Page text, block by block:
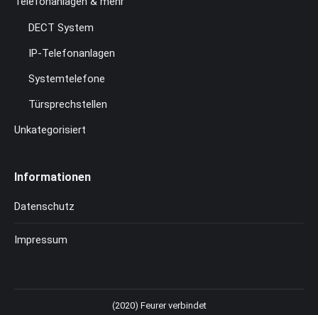
DECT System
IP-Telefonanlagen
Systemtelefone
Türsprechstellen
Unkategorisiert
Informationen
Datenschutz
Impressum
(2020) Feurer verbindet